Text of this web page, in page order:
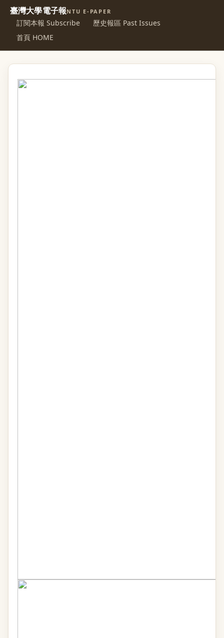
臺灣大學電子報NTU E-PAPER
訂閱本報 Subscribe
歷史報區 Past Issues
首頁 HOME